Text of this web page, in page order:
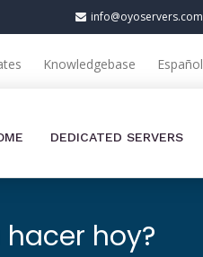
info@oyoservers.com
Knowledgebase Español
DEDICATED SERVERS
hoy?